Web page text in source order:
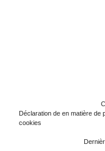
Déclaration de en matière de
cookies